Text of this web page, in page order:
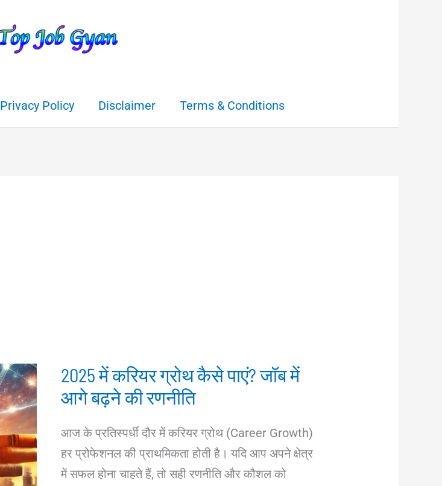
Privacy Policy Disclaimer Terms & Conditions
2025 में करियर ग्रोथ कैसे पाएं? जॉब में
आगे बढ़ने की रणनीति
आज के प्रतिस्पर्धी दौर में करियर ग्रोथ (Career Growth)
हर प्रोफेशनल की प्राथमिकता होती है। यदि आप अपने क्षेत्र
में सफल होना चाहते हैं, तो सही रणनीति और कौशल को